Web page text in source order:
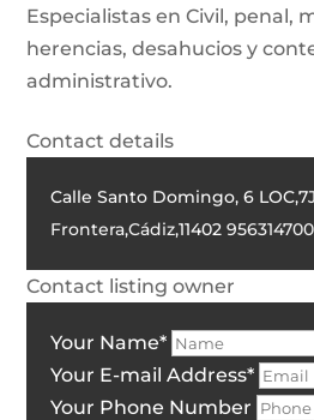
Especialistas en Civil, penal,
herencias, desahucios y
administrativo.
Contact details
Calle Santo Domingo, 6 LOC,7
Frontera,Cádiz,11402 956314700
Contact listing owner
Your Name*
Your E-mail Address*
Your Phone Number